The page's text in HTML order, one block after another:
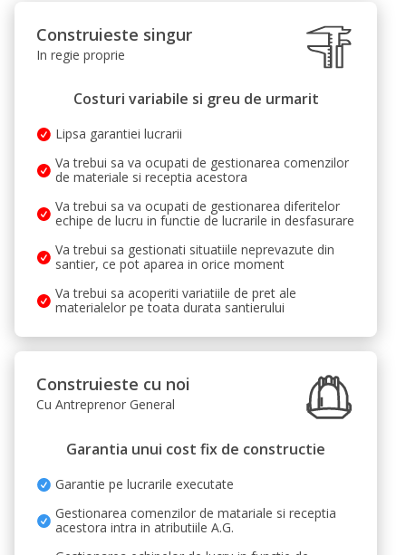
Construieste singur
In regie proprie
Costuri variabile si greu de urmarit
Lipsa garantiei lucrarii
Va trebui sa va ocupati de gestionarea comenzilor
de materiale si receptia acestora
Va trebui sa va ocupati de gestionarea diferitelor
echipe de lucru in functie de lucrarile in desfasurare
Va trebui sa gestionati situatiile neprevazute din
santier, ce pot aparea in orice moment
Va trebui sa acoperiti variatiile de pret ale
materialelor pe toata durata santierului
Construieste cu noi
Cu Antreprenor General
Garantia unui cost fix de constructie
Garantie pe lucrarile executate
Gestionarea comenzilor de matariale si receptia
acestora intra in atributiile A.G.